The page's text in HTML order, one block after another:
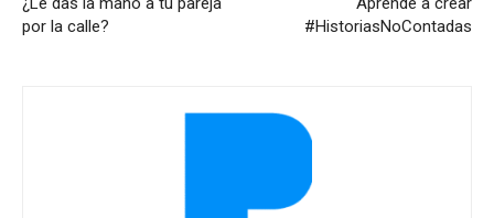
por la calle?
#HistoriasNoContadas